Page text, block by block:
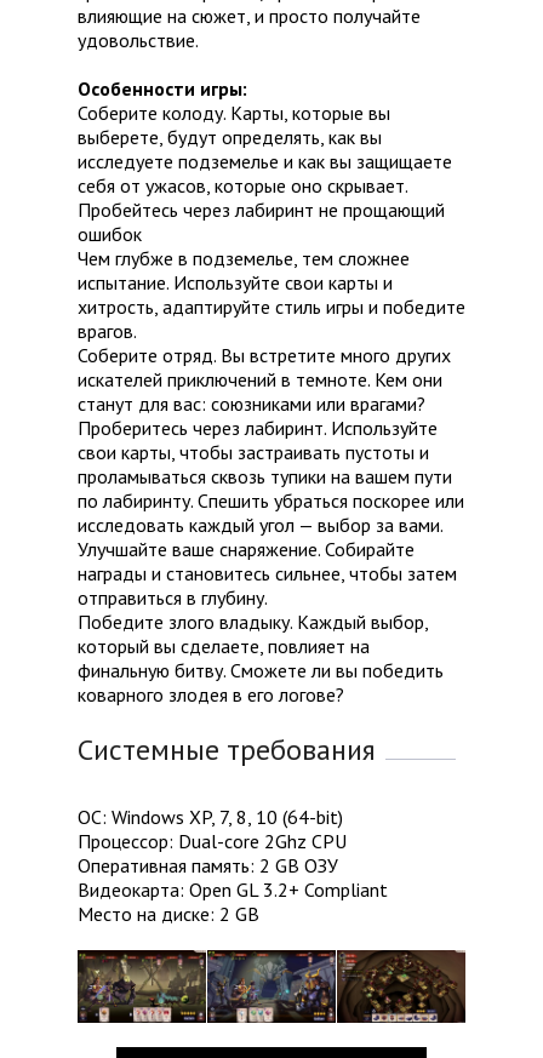
влияющие на сюжет, и просто получайте
удовольствие.
Особенности игры:
Соберите колоду. Карты, которые вы
выберете, будут определять, как вы
исследуете подземелье и как вы защищаете
себя от ужасов, которые оно скрывает.
Пробейтесь через лабиринт не прощающий
ошибок
Чем глубже в подземелье, тем сложнее
испытание. Используйте свои карты и
хитрость, адаптируйте стиль игры и победите
врагов.
Соберите отряд. Вы встретите много других
искателей приключений в темноте. Кем они
станут для вас: союзниками или врагами?
Проберитесь через лабиринт. Используйте
свои карты, чтобы застраивать пустоты и
проламываться сквозь тупики на вашем пути
по лабиринту. Спешить убраться поскорее или
исследовать каждый угол — выбор за вами.
Улучшайте ваше снаряжение. Собирайте
награды и становитесь сильнее, чтобы затем
отправиться в глубину.
Победите злого владыку. Каждый выбор,
который вы сделаете, повлияет на
финальную битву. Сможете ли вы победить
коварного злодея в его логове?
Системные требования
ОС: Windows XP, 7, 8, 10 (64-bit)
Процессор: Dual-core 2Ghz CPU
Оперативная память: 2 GB ОЗУ
Видеокарта: Open GL 3.2+ Compliant
Место на диске: 2 GB